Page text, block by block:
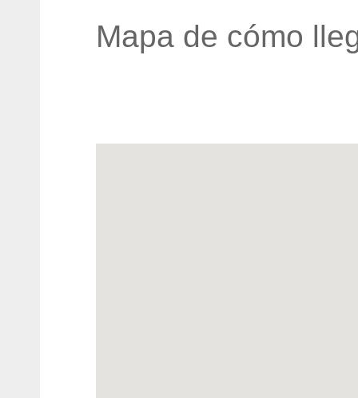
Mapa de cómo